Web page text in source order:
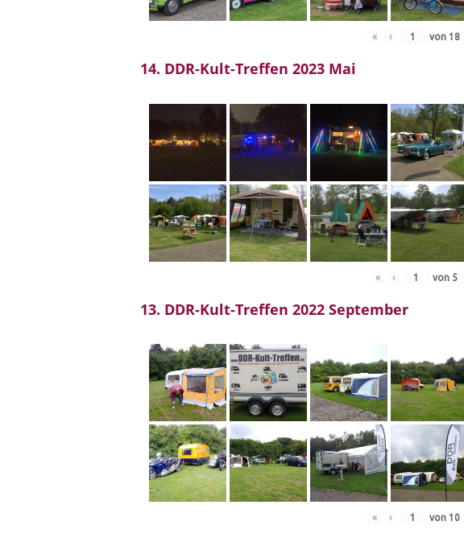
« ‹ von18
14. DDR-Kult-Treffen 2023 Mai
« ‹ von 5
13. DDR-Kult-Treffen 2022 September
« ‹ von10